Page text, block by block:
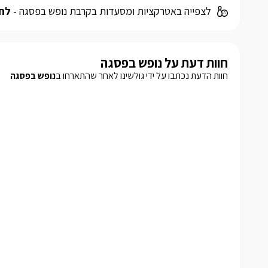
לצפייה באטרקציות ומסעדות בקרבת נופש בפסגה -
חוות דעת על נופש בפסגה
חוות הדעת נכתבו על ידי גולשינו לאחר שהתארחו בנופש בפסגה